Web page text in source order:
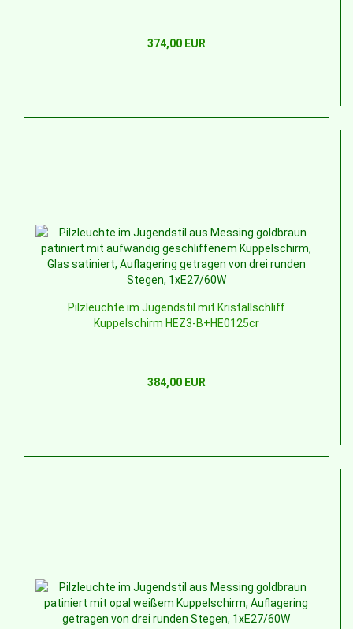
374,00 EUR
Pilzleuchte im Jugendstil mit Kristallschliff
Kuppelschirm HEZ3-B+HE0125cr
384,00 EUR